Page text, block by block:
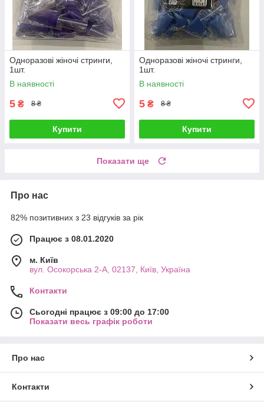
Одноразові жіночі стринги,
1шт.
В наявності
5 ₴ 8 ₴
Купити
Одноразові жіночі стринги,
1шт.
В наявності
5 ₴ 8 ₴
Купити
Показати ще
Про нас
82% позитивних з 23 відгуків за рік
Працює з 08.01.2020
м. Київ
вул. Осокорська 2-А, 02137, Київ, Україна
Контакти
Сьогодні працює з 09:00 до 17:00
Показати весь графік роботи
Про нас
Контакти